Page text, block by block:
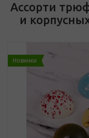
Ассорти
и
Новинки